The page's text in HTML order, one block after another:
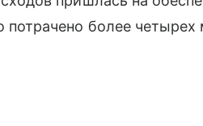
потрачено более